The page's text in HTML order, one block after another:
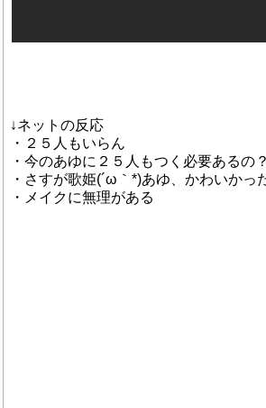
↓ネットの反応
・２５人もいらん
・今のあゆに２５人もつく必要あるの
・さすが歌姫(´ω｀*)あゆ、かわいかっ
・メイクに無理がある